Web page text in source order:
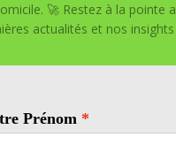
à Domicile est votre partenaire
offrons des solutions
🚀 Restez à la pointe
actualités et nos